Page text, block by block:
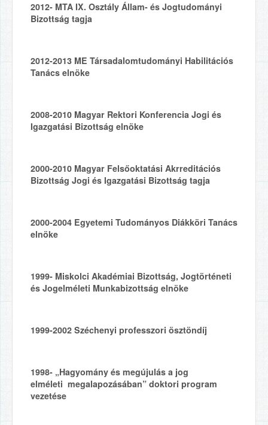
2012- MTA IX. Osztály Állam- és Jogtudományi
Bizottság tagja
2012-2013 ME Társadalomtudományi Habilitációs
Tanács elnöke
2008-2010 Magyar Rektori Konferencia Jogi és
Igazgatási Bizottság elnöke
2000-2010 Magyar Felsőoktatási Akrreditációs
Bizottság Jogi és Igazgatási Bizottság tagja
2000-2004 Egyetemi Tudományos Diákköri Tanács
elnöke
1999- Miskolci Akadémiai Bizottság, Jogtörténeti
és Jogelméleti Munkabizottság elnöke
1999-2002 Széchenyi professzori ösztöndíj
1998- „Hagyomány és megújulás a jog
elméleti megalapozásában” doktori program
vezetése